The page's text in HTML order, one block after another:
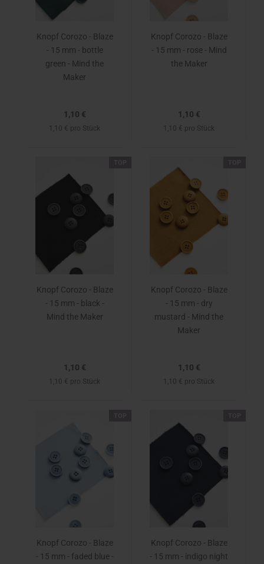
Knopf Corozo - Blaze
- 15 mm - bottle
green - Mind the
Maker
1,10 €
1,10 € pro Stück
Knopf Corozo - Blaze
- 15 mm - rose - Mind
the Maker
1,10 €
1,10 € pro Stück
Knopf Corozo - Blaze
- 15 mm - black -
Mind the Maker
1,10 €
1,10 € pro Stück
Knopf Corozo - Blaze
- 15 mm - dry
mustard - Mind the
Maker
1,10 €
1,10 € pro Stück
Knopf Corozo - Blaze
- 15 mm - faded blue -
Knopf Corozo - Blaze
- 15 mm - indigo night